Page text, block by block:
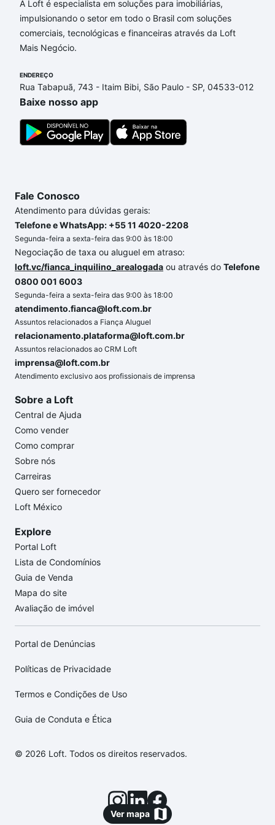
Ver mapa
Imóveis com 4 suites à venda em Vila Joaquim
Inácio, Campinas, SP que custam a partir de R$ 0 e
com nossas opções de financiamento imobiliário as
parcelas podem se adequar ao seu orçamento. Se
processo de compra, veja em nosso portal
custa comprar um apartamento e conte com a
gente para comprar o imóvel dos seus sonhos com
segurança e conforto. Loft, com você até as
chaves.
A Loft é especialista em soluções para imobiliárias,
impulsionando o setor em todo o Brasil com soluções
comerciais, tecnológicas e financeiras através da Loft
Mais Negócio.
ENDEREÇO
Rua Tabapuã, 743 - Itaim Bibi, São Paulo - SP, 04533-012
Baixe nosso app
Fale Conosco
Atendimento para dúvidas gerais:
Telefone e WhatsApp: +55 11 4020-2208
Segunda-feira a sexta-feira das 9:00 às 18:00
Negociação de taxa ou aluguel em atraso:
loft.vc/fianca_inquilino_arealogada ou através do Telefone
0800 001 6003
Segunda-feira a sexta-feira das 9:00 às 18:00
atendimento.fianca@loft.com.br
Assuntos relacionados a Fiança Aluguel
relacionamento.plataforma@loft.com.br
Assuntos relacionados ao CRM Loft
imprensa@loft.com.br
Atendimento exclusivo aos profissionais de imprensa
Sobre a Loft
Central de Ajuda
Como vender
Como comprar
Sobre nós
Carreiras
Quero ser fornecedor
Loft México
Explore
Portal Loft
Lista de Condomínios
Guia de Venda
Mapa do site
Avaliação de imóvel
Portal de Denúncias
Políticas de Privacidade
Termos e Condições de Uso
Guia de Conduta e Ética
© 2026 Loft. Todos os direitos reservados.